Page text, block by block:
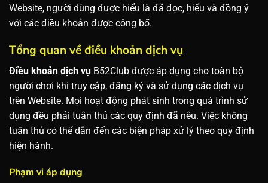
Website, người dùng được hiểu là đã đọc, hiểu và đồng ý
với các điều khoản được công bố.
Tổng quan về điều khoản dịch vụ
Điều khoản dịch vụ B52Club được áp dụng cho toàn bộ
người chơi khi truy cập, đăng ký và sử dụng các dịch vụ
trên Website. Mọi hoạt động phát sinh trong quá trình sử
dụng đều phải tuân thủ các quy định đã nêu. Việc không
tuân thủ có thể dẫn đến các biện pháp xử lý theo quy định
hiện hành.
Phạm vi áp dụng